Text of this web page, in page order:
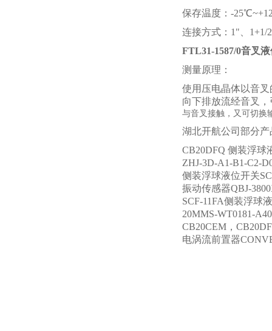
保存温度：-
连接方式：1"、1+1/
FTL31-1587/0音叉
测量原理：
使用压电晶体以音
向下排放流经音叉
与音叉接触，又可切换
湖北开航公司部分产
CB20DFQ 侧装浮球
ZHJ-3D-A1-B1-C2-
侧装浮球液位开关
振动传感器QBJ-
SCF-11FA侧装浮球
20MMS-WT0181-
CB20CEM，
电涡流前置器